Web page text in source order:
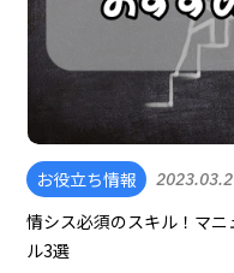
お役立ち情報
情シス必須のスキル！マ
ル3選